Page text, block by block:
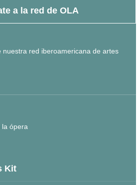
a la red de OLA
nuestra red iberoamericana de artes
la ópera
Kit